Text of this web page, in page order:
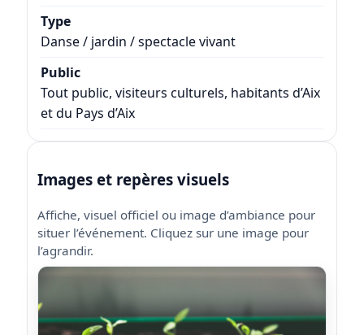
Type
Danse / jardin / spectacle vivant
Public
Tout public, visiteurs culturels, habitants d’Aix
et du Pays d’Aix
Images et repères visuels
Affiche, visuel officiel ou image d’ambiance pour
situer l’événement. Cliquez sur une image pour
l’agrandir.